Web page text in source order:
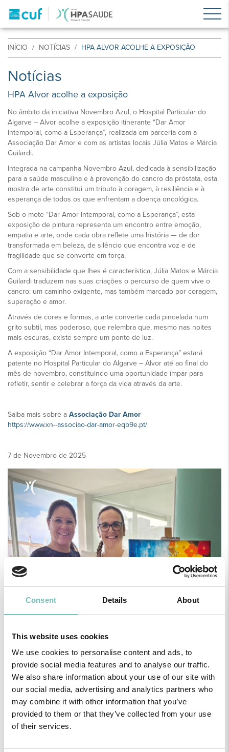
Consent Details About
This website uses cookies
We use cookies to personalise content and ads, to
provide social media features and to analyse our traffic.
We also share information about your use of our site with
our social media, advertising and analytics partners who
may combine it with other information that you’ve
provided to them or that they’ve collected from your use
of their services.
INÍCIO NOTÍCIAS HPA ALVOR ACOLHE A EXPOSIÇÃO
Notícias
HPA Alvor acolhe a exposição
No âmbito da iniciativa Novembro Azul, o Hospital Particular do
Algarve – Alvor acolhe a exposição itinerante “Dar Amor
Intemporal, como a Esperança”, realizada em parceria com a
Associação Dar Amor e com as artistas locais Júlia Matos e Márcia
Guilardi.
Integrada na campanha Novembro Azul, dedicada à sensibilização
para a saúde masculina e à prevenção do cancro da próstata, esta
mostra de arte constitui um tributo à coragem, à resiliência e à
esperança de todos os que enfrentam a doença oncológica.
Sob o mote “Dar Amor Intemporal, como a Esperança”, esta
exposição de pintura representa um encontro entre emoção,
empatia e arte, onde cada obra reflete uma história — de dor
transformada em beleza, de silêncio que encontra voz e de
fragilidade que se converte em força.
Com a sensibilidade que lhes é característica, Júlia Matos e Márcia
Guilardi traduzem nas suas criações o percurso de quem vive o
cancro: um caminho exigente, mas também marcado por coragem,
superação e amor.
Através de cores e formas, a arte converte cada pincelada num
grito subtil, mas poderoso, que relembra que, mesmo nas noites
mais escuras, existe sempre um ponto de luz.
A exposição “Dar Amor Intemporal, como a Esperança” estará
patente no Hospital Particular do Algarve – Alvor até ao final do
mês de novembro, constituindo uma oportunidade ímpar para
refletir, sentir e celebrar a força da vida através da arte.
Saiba mais sobre a Associação Dar Amor
https://www.xn--associao-dar-amor-eqb9e.pt/
7 de Novembro de 2025